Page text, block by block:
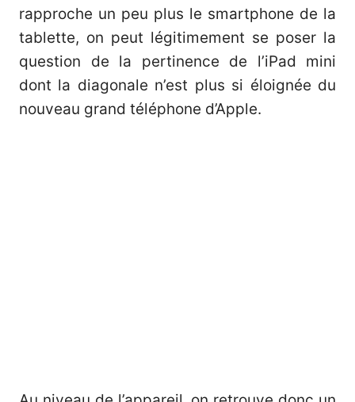
rapproche un peu plus le smartphone de la
tablette, on peut légitimement se poser la
question de la pertinence de l’iPad mini
dont la diagonale n’est plus si éloignée du
nouveau grand téléphone d’Apple.